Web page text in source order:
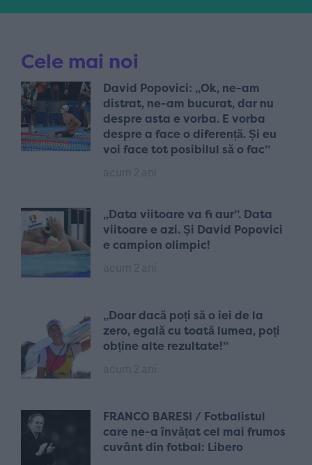
Cele mai noi
David Popovici: „Ok, ne-am
distrat, ne-am bucurat, dar nu
despre asta e vorba. E vorba
despre a face o diferență. Și eu
voi face tot posibilul să o fac”
„Data viitoare va fi aur”. Data
viitoare e azi. Și David Popovici
e campion olimpic!
„Doar dacă poți să o iei de la
zero, egală cu toată lumea, poți
obține alte rezultate!”
FRANCO BARESI / Fotbalistul
care ne-a învățat cel mai frumos
cuvânt din fotbal: Libero